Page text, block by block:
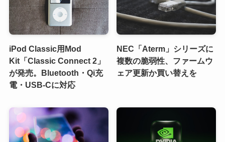
iPod Classic用Mod
Kit「Classic Connect 2」
が発売。Bluetooth・Qi充
電・USB-Cに対応
NEC「Aterm」シリーズに
複数の脆弱性、ファームウ
ェア更新か買い替えを